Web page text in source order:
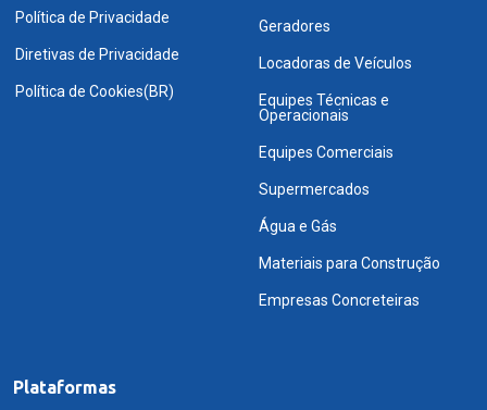
Política de Privacidade
Diretivas de Privacidade
Política de Cookies(BR)
Geradores
Locadoras de Veículos
Equipes Técnicas e
Operacionais
Equipes Comerciais
Supermercados
Água e Gás
Materiais para Construção
Empresas Concreteiras
Plataformas